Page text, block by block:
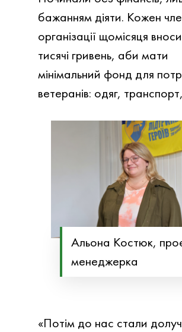
бажанням діяти. Кожен
організації щомісяця
тисячі гривень, аби мати
мінімальний фонд для
ветеранів: одяг,
Альона Костюк,
менеджерка
«Потім до нас стали